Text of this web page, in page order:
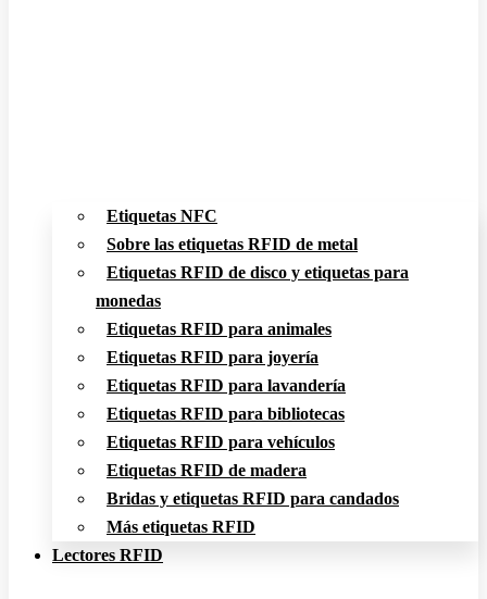
Etiquetas NFC
Sobre las etiquetas RFID de metal
Etiquetas RFID de disco y etiquetas para
monedas
Etiquetas RFID para animales
Etiquetas RFID para joyería
Etiquetas RFID para lavandería
Etiquetas RFID para bibliotecas
Etiquetas RFID para vehículos
Etiquetas RFID de madera
Bridas y etiquetas RFID para candados
Más etiquetas RFID
Lectores RFID